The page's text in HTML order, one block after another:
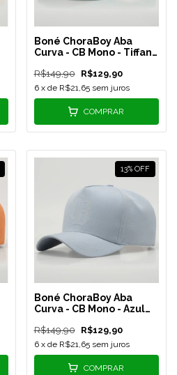
Boné ChoraBoy Aba
Curva - CB Mono - Tiffany
R$149,90 R$129,90
6 x de R$21,65 sem juros
COMPRAR
13% OFF
Boné ChoraBoy Aba
Curva - CB Mono - Azul
R$149,90 R$129,90
6 x de R$21,65 sem juros
COMPRAR